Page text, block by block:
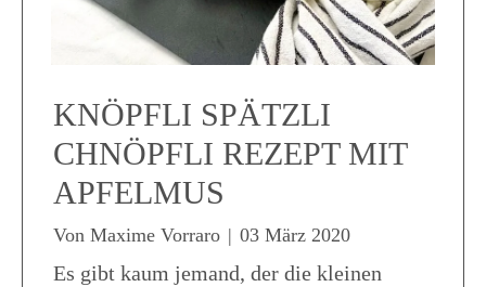
KNÖPFLI SPÄTZLI
CHNÖPFLI REZEPT MIT
APFELMUS
Von Maxime Vorraro | 03 März 2020
Es gibt kaum jemand, der die kleinen